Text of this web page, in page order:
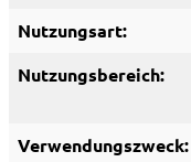
Nutzungsart:
Nutzungsbereich:
Verwendungszweck: